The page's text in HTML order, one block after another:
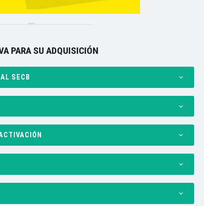
PARA SU ADQUISICIÓN
SECB